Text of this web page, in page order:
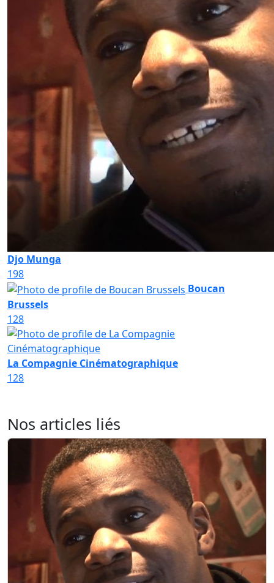
Djo Munga
198
Boucan
Brussels
128
La Compagnie Cinématographique
128
Nos articles liés